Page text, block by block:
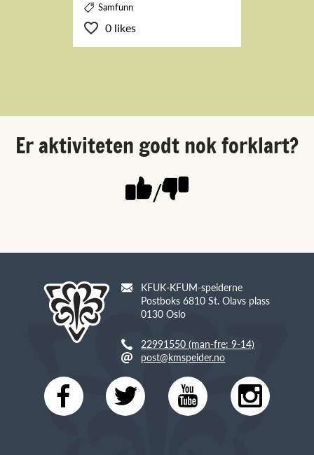
Samfunn
0 likes
Er aktiviteten godt nok forklart?
/
KFUK-KFUM-speiderne
Postboks 6810 St. Olavs plass
0130 Oslo
22991550 (man-fre: 9-14)
post@kmspeider.no